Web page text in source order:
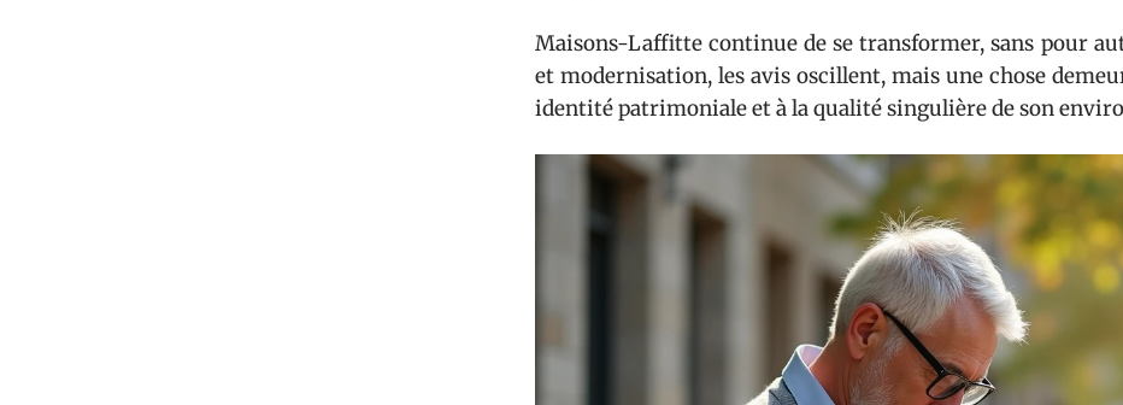
Maisons-Laffitte continue de se transformer, sans pour
et modernisation, les avis oscillent, mais une chose
identité patrimoniale et à la qualité singulière de son